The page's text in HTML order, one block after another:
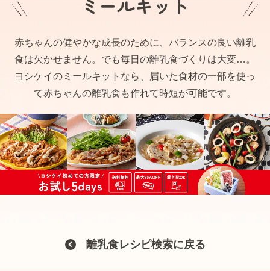
ミールキット
赤ちゃんの健やかな成長のために、バランスの良い離乳
食は欠かせません。でも毎日の離乳食づくりは大変…。
ヨシケイのミールキットなら、届いた食材の一部を使っ
て赤ちゃんの離乳食も作れて時短が可能です。
離乳食レシピ検索に戻る